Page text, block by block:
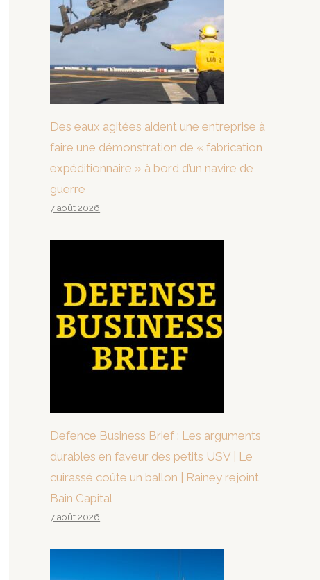
Des eaux agitées aident une entreprise à
faire une démonstration de « fabrication
expéditionnaire » à bord d’un navire de
guerre
7 août 2026
Defence Business Brief : Les arguments
durables en faveur des petits USV | Le
cuirassé coûte un ballon | Rainey rejoint
Bain Capital
7 août 2026